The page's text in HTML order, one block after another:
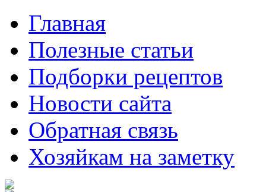
Главная
Полезные статьи
Подборки рецептов
Новости сайта
Обратная связь
Хозяйкам на заметку